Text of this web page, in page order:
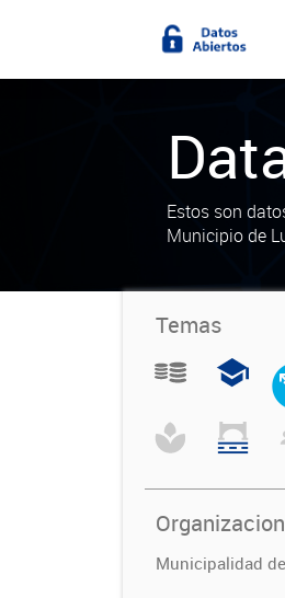
Estos son
Municipio de
Temas
Municipalidad